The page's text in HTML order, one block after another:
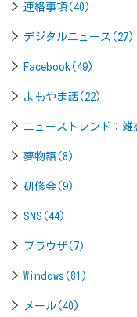
連絡事項(40)
デジタルニュース(27)
Facebook(49)
よもやま話(22)
ニューストレンド：雑
夢物語(8)
研修会(9)
SNS(44)
ブラウザ(7)
Windows(81)
メール(40)